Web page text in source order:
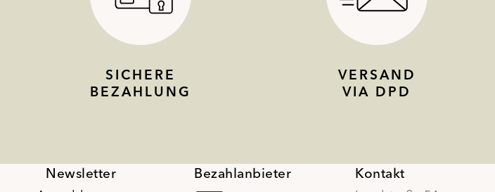
SICHERE
BEZAHLUNG
VERSAND
VIA DPD
Newsletter Bezahlanbieter Kontakt